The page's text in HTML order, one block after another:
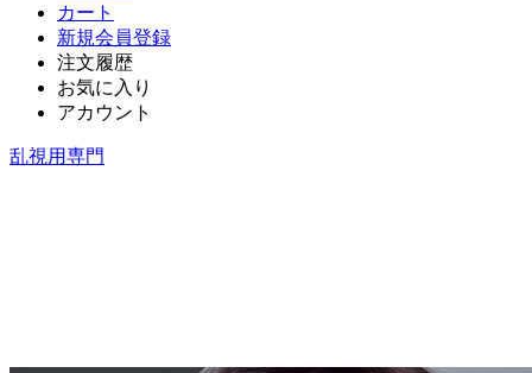
カート
新規会員登録
注文履歴
お気に入り
アカウント
乱視用専門